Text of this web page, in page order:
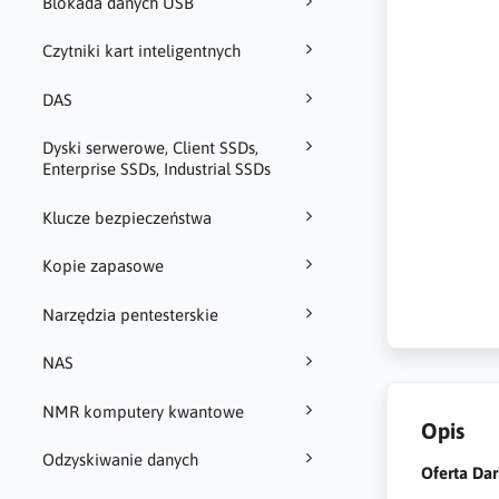
Czytniki kart inteligentnych
DAS
Dyski serwerowe, Client SSDs,
Enterprise SSDs, Industrial SSDs
Klucze bezpieczeństwa
Kopie zapasowe
Narzędzia pentesterskie
NAS
NMR komputery kwantowe
Odzyskiwanie danych
Opis
Oferta